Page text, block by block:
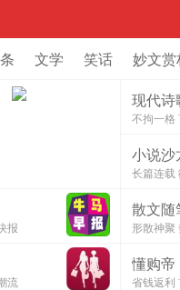
文学 笑话 妙文赏
现代诗
不拘一格
小说沙
长篇连载
报
散文随
形散神聚
流
懂购帝
省钱返利
帝：高佣返利APP，一百万人
：高佣返利APP，一百万人